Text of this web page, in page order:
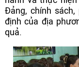
Đảng, chính
định của địa
quả.